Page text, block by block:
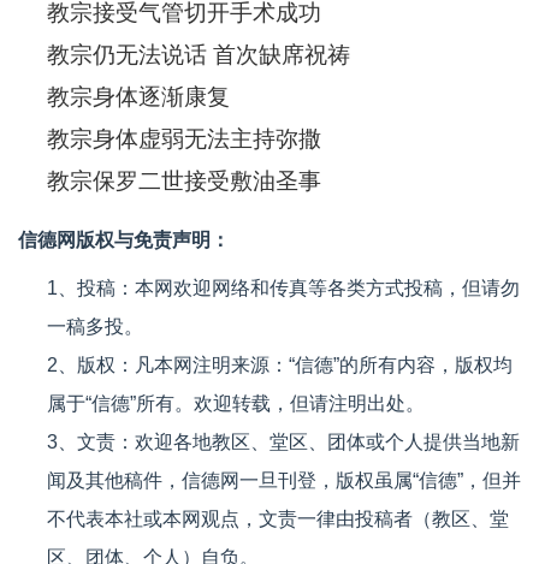
教宗接受气管切开手术成功
教宗仍无法说话 首次缺席祝祷
教宗身体逐渐康复
教宗身体虚弱无法主持弥撒
教宗保罗二世接受敷油圣事
信德网版权与免责声明：
1、投稿：本网欢迎网络和传真等各类方式投稿，但请勿
一稿多投。
2、版权：凡本网注明来源：“信德”的所有内容，版权均
属于“信德”所有。欢迎转载，但请注明出处。
3、文责：欢迎各地教区、堂区、团体或个人提供当地新
闻及其他稿件，信德网一旦刊登，版权虽属“信德”，但并
不代表本社或本网观点，文责一律由投稿者（教区、堂
区、团体、个人）自负。